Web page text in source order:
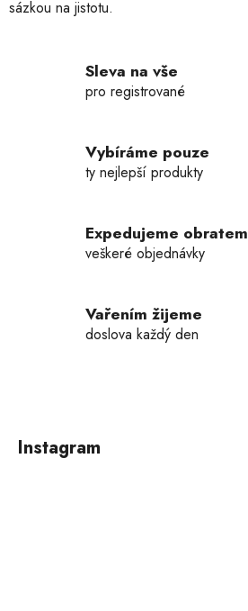
i
s
sázkou na jistotu.
Sleva na vše
pro registrované
Vybíráme pouze
ty nejlepší produkty
Expedujeme obratem
veškeré objednávky
Vařením žijeme
doslova každý den
Instagram